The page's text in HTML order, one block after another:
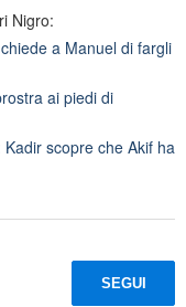
Nigro:
a Manuel di fargli
ai piedi di
scopre che Akif ha
SEGUI